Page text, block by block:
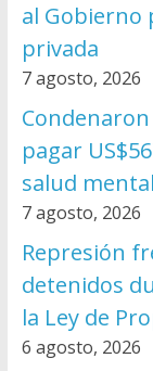
al Gobierno
privada
7 agosto, 2026
pagar
salud
7 agosto, 2026
Represión
detenidos
la Ley de
6 agosto, 2026